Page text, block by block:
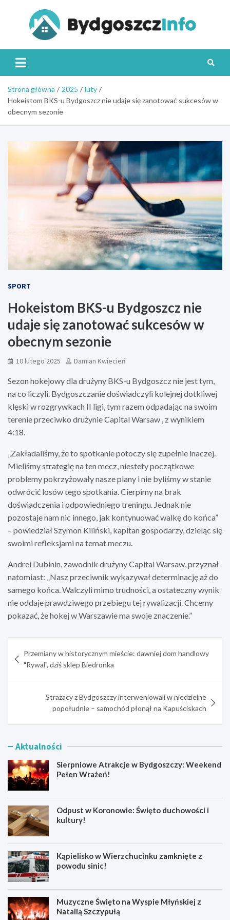
Strona główna 2025
luty
Hokeistom BKS-u Bydgoszcz nie udaje się zanotować sukcesów w
obecnym sezonie
SPORT
Hokeistom BKS-u Bydgoszcz nie
udaje się zanotować sukcesów w
obecnym sezonie
10 lutego 2025 Damian Kwiecień
Sezon hokejowy dla drużyny BKS-u Bydgoszcz nie jest tym,
na co liczyli. Bydgoszczanie doświadczyli kolejnej dotkliwej
klęski w rozgrywkach II ligi, tym razem odpadając na swoim
terenie przeciwko drużynie Capital Warsaw , z wynikiem
4:18.
„Zakładaliśmy, że to spotkanie potoczy się zupełnie inaczej.
Mieliśmy strategię na ten mecz, niestety początkowe
problemy pokrzyżowały nasze plany i nie byliśmy w stanie
odwrócić losów tego spotkania. Cierpimy na brak
doświadczenia i odpowiedniego treningu. Jednak nie
pozostaje nam nic innego, jak kontynuować walkę do końca”
– powiedział Szymon Kiliński, kapitan gospodarzy, dzieląc się
swoimi refleksjami na temat meczu.
Andrei Dubinin, zawodnik drużyny Capital Warsaw, przyznał
natomiast: „Nasz przeciwnik wykazywał determinację aż do
samego końca. Walczyli mimo trudności, a ostateczny wynik
nie oddaje prawdziwego przebiegu tej rywalizacji. Chcemy
pokazać, że hokej w Warszawie ma swoje znaczenie.”
wpisu
Przemiany w historycznym mieście: dawniej dom handlowy
"Rywal", dziś sklep Biedronka
Strażacy z Bydgoszczy interweniowali w niedzielne
popołudnie – samochód płonął na Kapuściskach
Aktualności
Sierpniowe Atrakcje w Bydgoszczy: Weekend
Pełen Wrażeń!
Odpust w Koronowie: Święto duchowości i
kultury!
Kąpielisko w Wierzchucinku zamknięte z
powodu sinic!
Muzyczne Święto na Wyspie Młyńskiej z
Natalią Szczypułą